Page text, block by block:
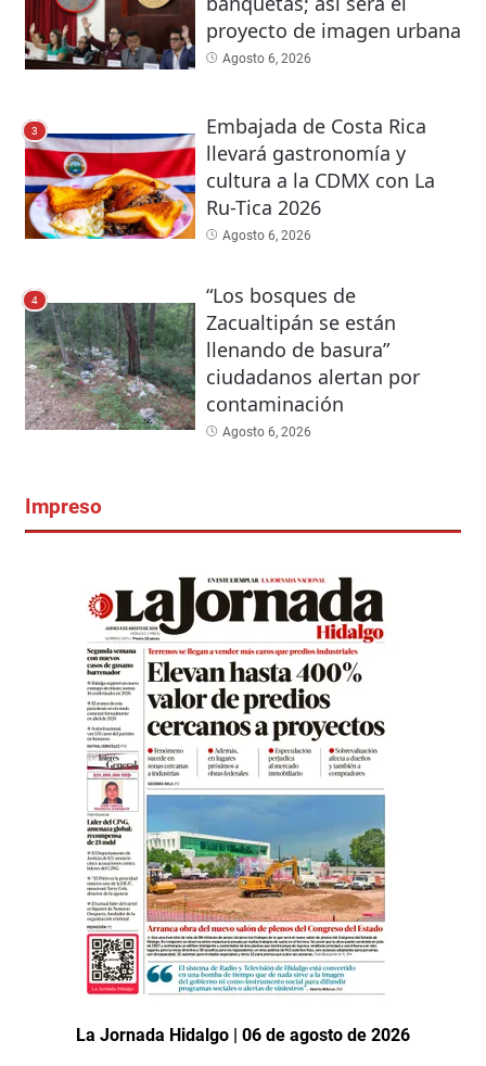
proyecto de imagen urbana
Agosto 6, 2026
3
Embajada de Costa Rica
llevará gastronomía y
cultura a la CDMX con La
Ru-Tica 2026
Agosto 6, 2026
4
“Los bosques de
Zacualtipán se están
llenando de basura”
ciudadanos alertan por
contaminación
Agosto 6, 2026
Impreso
La Jornada Hidalgo | 06 de agosto de 2026